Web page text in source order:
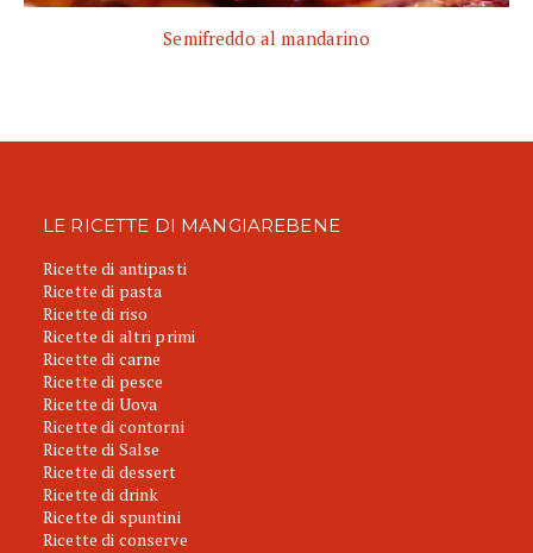
Semifreddo al mandarino
LE RICETTE DI MANGIAREBENE
Ricette di antipasti
Ricette di pasta
Ricette di riso
Ricette di altri primi
Ricette di carne
Ricette di pesce
Ricette di Uova
Ricette di contorni
Ricette di Salse
Ricette di dessert
Ricette di drink
Ricette di spuntini
Ricette di conserve